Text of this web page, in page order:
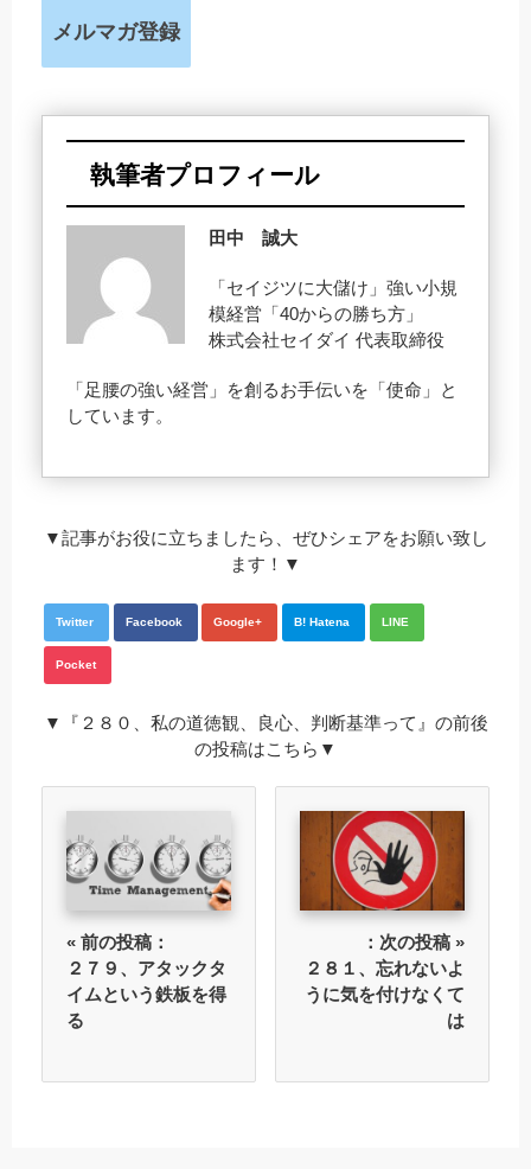
メルマガ登録
執筆者プロフィール
田中 誠大
「セイジツに大儲け」強い小規
模経営「40からの勝ち方」
株式会社セイダイ 代表取締役
「足腰の強い経営」を創るお手伝いを「使命」と
しています。
▼記事がお役に立ちましたら、ぜひシェアをお願い致し
ます！▼
Twitter Facebook Google+ B! Hatena LINE
Pocket
▼『２８０、私の道徳観、良心、判断基準って』の前後
の投稿はこちら▼
« 前の投稿：
２７９、アタックタ
イムという鉄板を得
る
：次の投稿 »
２８１、忘れないよ
うに気を付けなくて
は